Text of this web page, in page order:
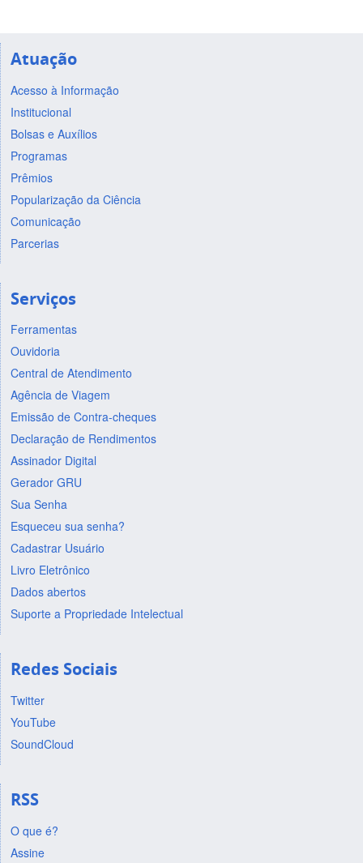
Atuação
Acesso à Informação
Institucional
Bolsas e Auxílios
Programas
Prêmios
Popularização da Ciência
Comunicação
Parcerias
Serviços
Ferramentas
Ouvidoria
Central de Atendimento
Agência de Viagem
Emissão de Contra-cheques
Declaração de Rendimentos
Assinador Digital
Gerador GRU
Sua Senha
Esqueceu sua senha?
Cadastrar Usuário
Livro Eletrônico
Dados abertos
Suporte a Propriedade Intelectual
Redes Sociais
Twitter
YouTube
SoundCloud
RSS
O que é?
Assine